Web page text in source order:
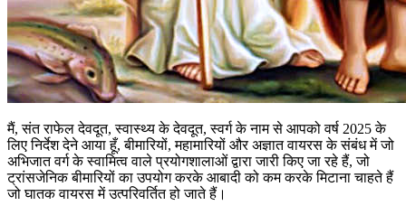
मैं, संत राफेल देवदूत, स्वास्थ्य के देवदूत, स्वर्ग के नाम से आपको वर्ष 2025 के
लिए निर्देश देने आया हूँ, बीमारियों, महामारियों और अज्ञात वायरस के संबंध में जो
अभिजात वर्ग के स्वामित्व वाले प्रयोगशालाओं द्वारा जारी किए जा रहे हैं, जो
ट्रांसजेनिक बीमारियों का उपयोग करके आबादी को कम करके मिटाना चाहते हैं
जो घातक वायरस में उत्परिवर्तित हो जाते हैं।